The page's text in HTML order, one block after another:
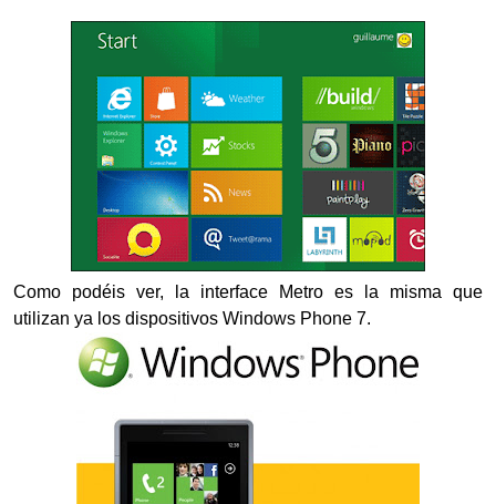
Como podéis ver, la interface Metro es la misma que
utilizan ya los dispositivos Windows Phone 7.